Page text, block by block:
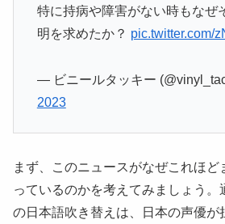
特に持病や障害がない時もなぜ
明を求めたか？ pic.twitter.com/
— ビニールタッキー
2023
まず、このニュースがなぜこれほど
っているのかを考えてみましょう。
の日本語吹き替えは、日本の声優が